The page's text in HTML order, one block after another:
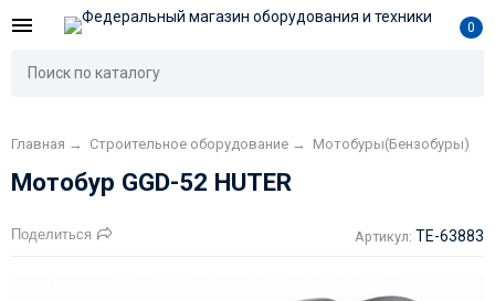
0
Главная → Строительное оборудование → Мотобуры(Бензобуры)
Мотобур GGD-52 HUTER
Поделиться Артикул: TE-63883